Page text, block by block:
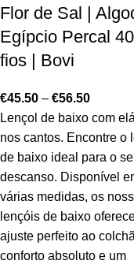
Flor de Sal |
Egípcio Percal
fios | Bovi
€45.50 – €56.50
Lençol de baixo com
nos cantos. Encontre o
de baixo ideal para o
descanso. Disponível
várias medidas, os
lençóis de baixo
ajuste perfeito ao
conforto absoluto e um